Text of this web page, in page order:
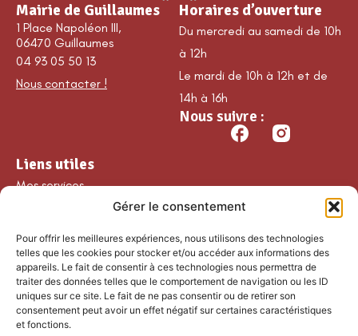
Gérer le consentement
Pour offrir les meilleures expériences, nous utilisons des technologies
telles que les cookies pour stocker et/ou accéder aux informations des
appareils. Le fait de consentir à ces technologies nous permettra de
traiter des données telles que le comportement de navigation ou les ID
uniques sur ce site. Le fait de ne pas consentir ou de retirer son
consentement peut avoir un effet négatif sur certaines caractéristiques
et fonctions.
Mairie de Guillaumes
1 Place Napoléon III,
06470 Guillaumes
04 93 05 50 13
Nous contacter !
Horaires d’ouverture
Du mercredi au samedi de 10h
à 12h
Le mardi de 10h à 12h et de
14h à 16h
Nous suivre :
Liens utiles
Mes services
Nos loisirs
Agenda
Les temps forts
Partenaires et